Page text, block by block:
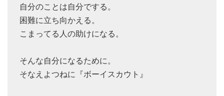
自分のことは自分でする。
困難に立ち向かえる。
こまってる人の助けになる。
そんな自分になるために。
そなえよつねに『ボーイスカウト』